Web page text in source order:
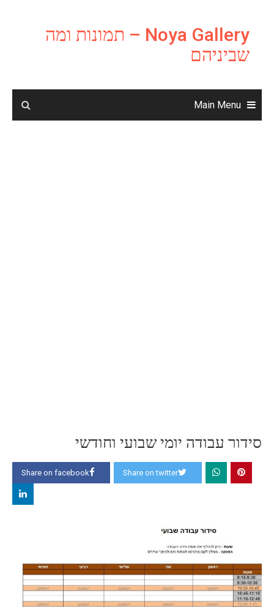
content
Noya Gallery – תמונות ומה
שביניהם
Main Menu
סידור עבודה יומי שבועי וחודשי
Share on facebook Share on twitter